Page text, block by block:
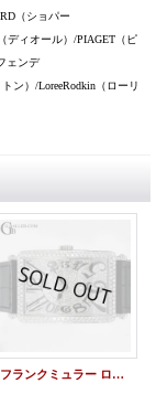
（ショパー
ディオール）/PIAGET（ピ
ェンデ
ン）/LoreeRodkin（ローリ
フランクミュラー ロングアイランド 1200SC パヴェダイヤ